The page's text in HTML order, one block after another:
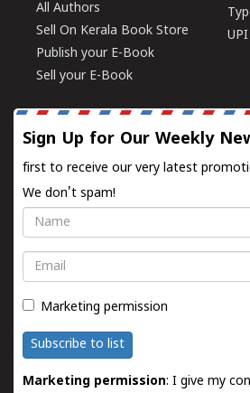
All Authors
Sell On Kerala Book Store
Publish your E-Book
Sell your E-Book
Sign Up for Our Weekly
first to receive our very latest
We don't spam!
Name
Email
Marketing permission
Subscribe to list
Marketing permission: I give my